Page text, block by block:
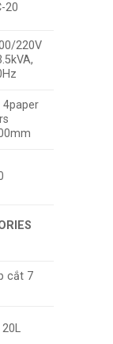
20
220V
4paper
cắt 7